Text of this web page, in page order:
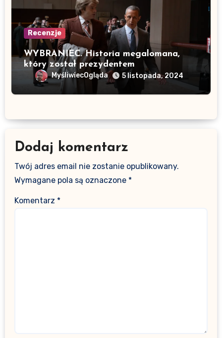
Recenzje
WYBRANIEC. Historia megalomana,
który został prezydentem
MyśliwiecOgląda 5 listopada, 2024
Dodaj komentarz
Twój adres email nie zostanie opublikowany.
Wymagane pola są oznaczone *
Komentarz *